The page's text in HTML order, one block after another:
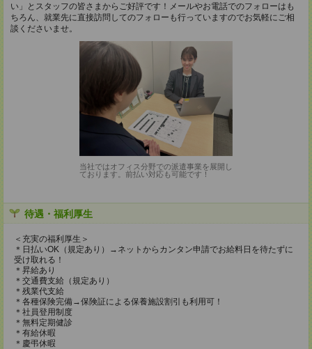
い」とスタッフの皆さまからご好評です！メールやお電話でのフォローはも
ちろん、就業先に直接訪問してのフォローも行っていますのでお気軽にご相
談くださいませ。
当社ではオフィス分野での派遣事業を展開し
ております。前払い対応も可能です！
待遇・福利厚生
＜充実の福利厚生＞
＊日払いOK（規定あり）→ネットからカンタン申請でお給料日を待たずに
受け取れる！
＊昇給あり
＊交通費支給（規定あり）
＊残業代支給
＊各種保険完備→保険証による保養施設割引も利用可！
＊社員登用制度
＊無料定期健診
＊有給休暇
＊慶弔休暇